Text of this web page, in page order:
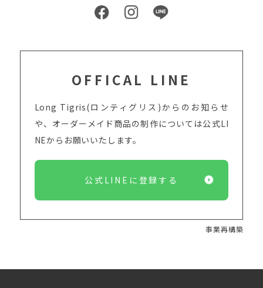
OFFICAL LINE
Long Tigris(ロンティグリス)からのお知らせ
や、オーダーメイド商品の制作については公式LI
NEからお願いいたします。
公式LINEに登録する
事業再構築